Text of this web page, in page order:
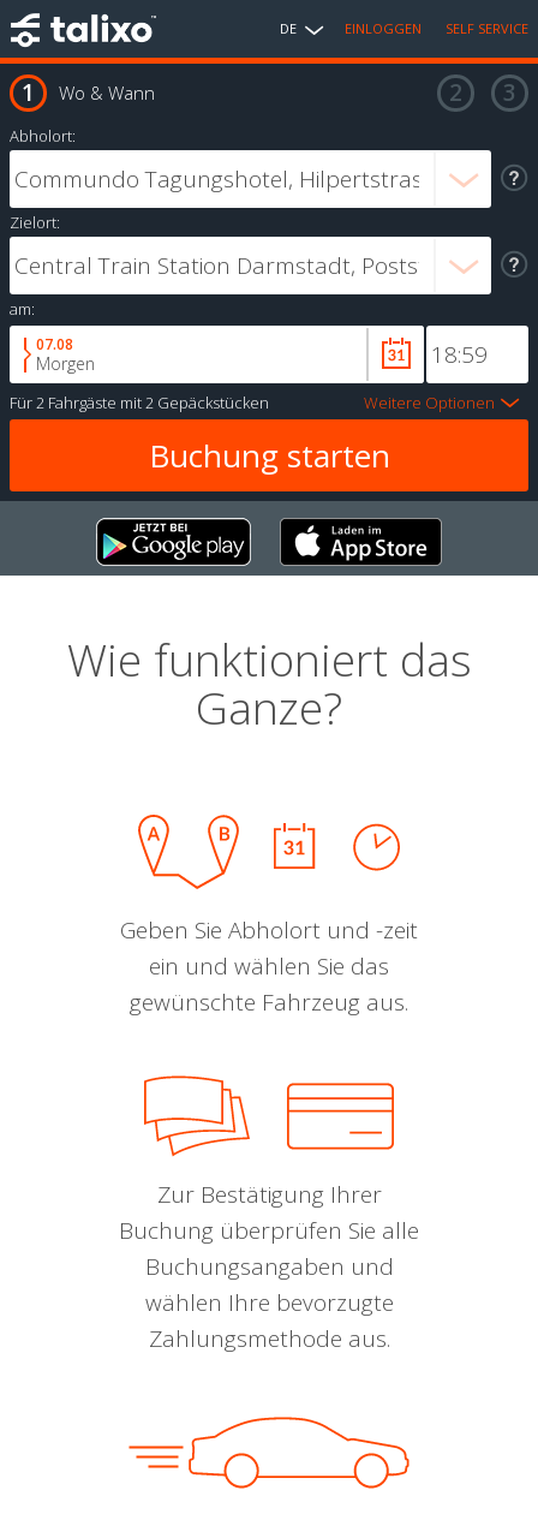
DE EINLOGGEN SELF SERVICE
Wo & Wann
Abholort:
Zielort:
am:
07.08
Morgen
Für2 Fahrgäste mit2 Gepäckstücken Weitere Optionen
Wie funktioniert das
Ganze?
Geben Sie Abholort und -zeit
ein und wählen Sie das
gewünschte Fahrzeug aus.
Zur Bestätigung Ihrer
Buchung überprüfen Sie alle
Buchungsangaben und
wählen Ihre bevorzugte
Zahlungsmethode aus.